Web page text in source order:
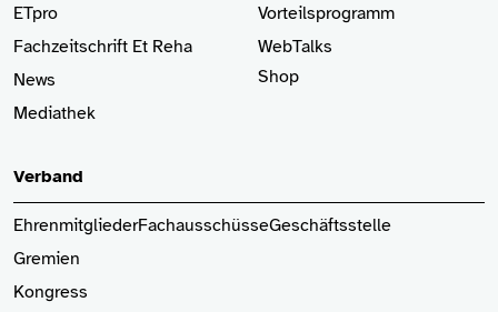
ETpro
Fachzeitschrift Et Reha
News
Mediathek
Vorteilsprogramm
WebTalks
Shop
Verband
EhrenmitgliederFachausschüsseGeschäftsstelle
Gremien
Kongress